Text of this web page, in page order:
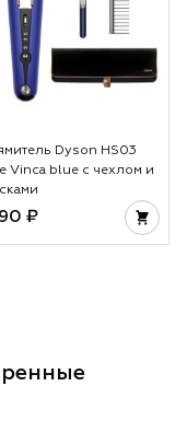
Dyson HS03
Vinca blue с чехлом и
₽